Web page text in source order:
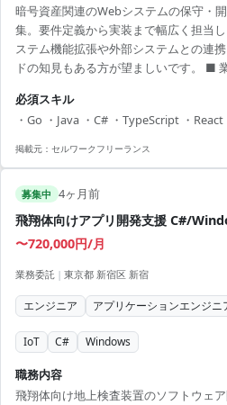
暗号資産関連のWebシステムの保守・
集。要件定義から実装まで幅広く担当
ステム機能拡張や外部システムとの連
ドの知見もある方が望ましいです。 ■
連携機能の設計・実装 ・要件定義から
導入支援 【アピールポイント】 ・AWS
発に携われます ・暗号資産に関わる最
必須スキル
・Go ・Java ・C# ・TypeScript ・React
掲載元： セルワークフリーランス
募集中 4ヶ月前
飛翔体向けアプリ開発支援 C#/
〜720,000円/月
業務委託 | 東京都 新宿区 新宿
エンジニア アプリケーションエンジニ
IoT C# Windows
職務内容
飛翔体向け地上検査装置のソフトウェ